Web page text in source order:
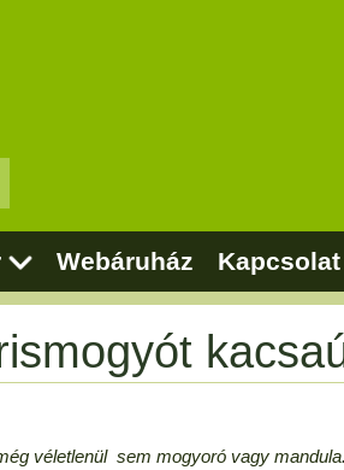
Webáruház Kapcsolat
véletlenül sem mogyoró vagy